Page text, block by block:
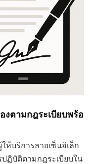
งตามกฎระเบียบพร้อ
ห้บริการลายเซ็นอิเล็ก
ฏิบัติตามกฎระเบียบใน